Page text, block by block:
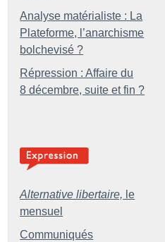
Analyse matérialiste : La
Plateforme, l’anarchisme
bolchevisé ?
Répression : Affaire du
8 décembre, suite et fin ?
Alternative libertaire, le
mensuel
Communiqués